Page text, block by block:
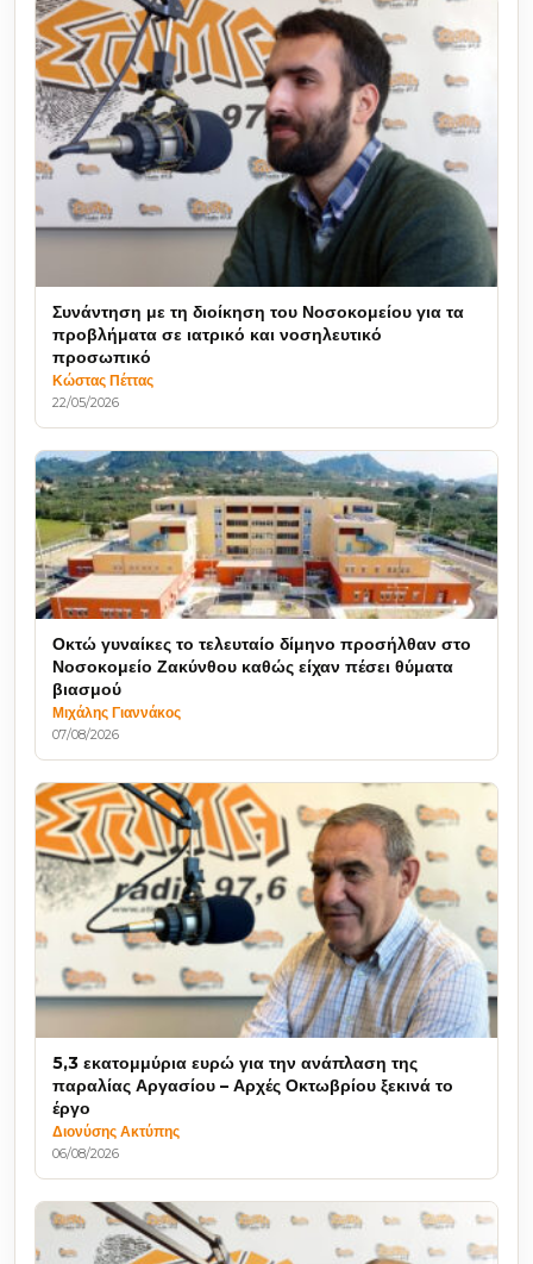
Συνάντηση με τη διοίκηση του Νοσοκομείου για τα
προβλήματα σε ιατρικό και νοσηλευτικό
προσωπικό
Κώστας Πέττας
22/05/2026
Οκτώ γυναίκες το τελευταίο δίμηνο προσήλθαν στο
Νοσοκομείο Ζακύνθου καθώς είχαν πέσει θύματα
βιασμού
Μιχάλης Γιαννάκος
07/08/2026
5,3 εκατομμύρια ευρώ για την ανάπλαση της
παραλίας Αργασίου – Αρχές Οκτωβρίου ξεκινά το
έργο
Διονύσης Ακτύπης
06/08/2026